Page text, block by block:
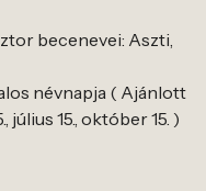
becenevei: Aszti,
névnapja ( Ajánlott
július 15., október 15. )